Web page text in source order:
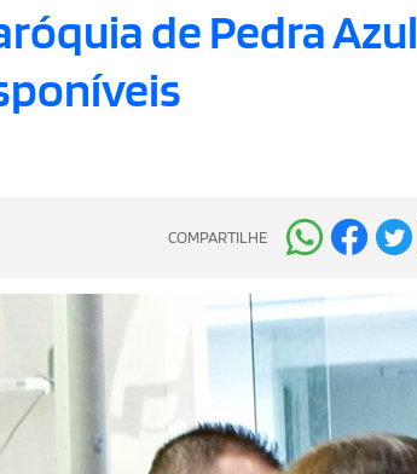
de Pedra Azul
COMPARTILHE